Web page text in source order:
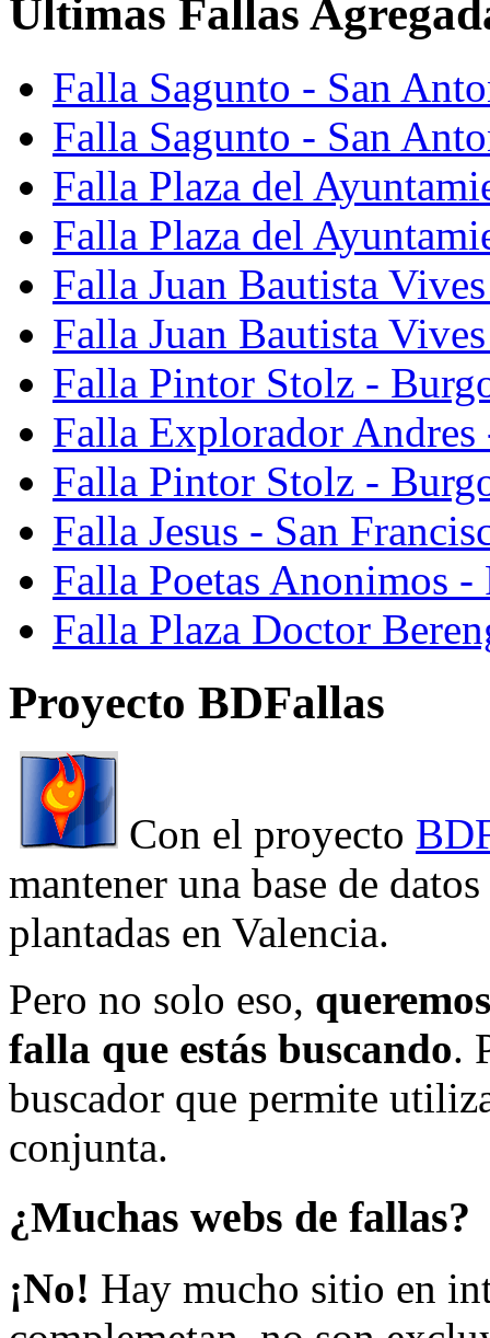
Últimas Fallas
Falla Sagunto - San
Falla Sagunto - San
Falla Plaza del
Falla Plaza del
Falla Juan Bautista
Falla Juan Bautista
Falla Pintor Stolz -
Falla Explorador Andres
Falla Pintor Stolz -
Falla Jesus - San
Falla Poetas Anonimos
Falla Plaza Doctor
Proyecto BDFallas
Con el proyecto
mantener una base de
plantadas en Valencia.
Pero no solo eso,
falla que estás buscando.
buscador que permite
conjunta.
¿Muchas webs de fallas?
¡No! Hay mucho sitio en